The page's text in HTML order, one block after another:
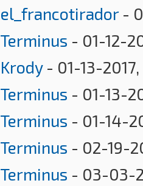
el_francotirador-
Terminus - 01-12-
Krody- 01-13-2017,
Terminus - 01-13-
Terminus - 01-14-
Terminus - 02-19-
Terminus - 03-03-